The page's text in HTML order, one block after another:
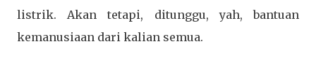
listrik. Akan tetapi, ditunggu, yah, bantuan
kemanusiaan dari kalian semua.